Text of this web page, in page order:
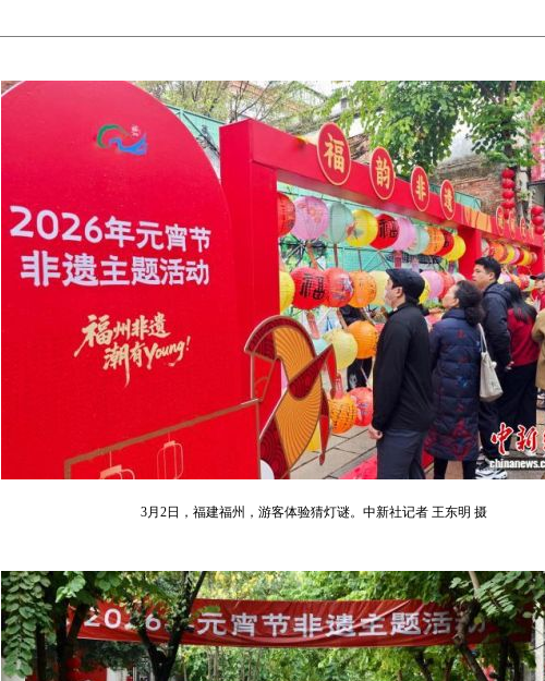
3月2日，福建福州，游客体验猜灯谜。中新社记者 王东明 摄